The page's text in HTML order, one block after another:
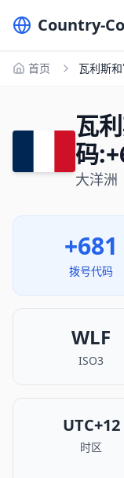
Country-
首页 瓦利斯
瓦
码
大洋洲
+681
拨号代码
WLF
ISO3
UTC+12
时区